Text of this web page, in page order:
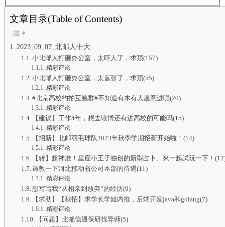
文章目录(Table of Contents)
2023_09_07_北邮人十大
小北邮人打砸办公室，太吓人了，求顶(157)
精彩评论
小北邮人打砸办公室，太嚣张了，求顶(55)
精彩评论
#北京高校约拍互勉群#不知道有木有人愿意进呢(20)
精彩评论
【建议】工作4年，想去读博还有进高校的可能吗(15)
精彩评论
【招新】北邮羽毛球队2023年秋季学期招新开始啦！(14)
精彩评论
【转】超神准！星座小王子独创的新型占卜、來一起試玩一下！
请教一下河北移动省公司本部的待遇(11)
精彩评论
想写写我“从相亲到放弃”的经历(9)
【求助】【秋招】求学长学姐内推，后端开发java和golang(7)
精彩评论
【问题】北邮信通保研找导师(5)